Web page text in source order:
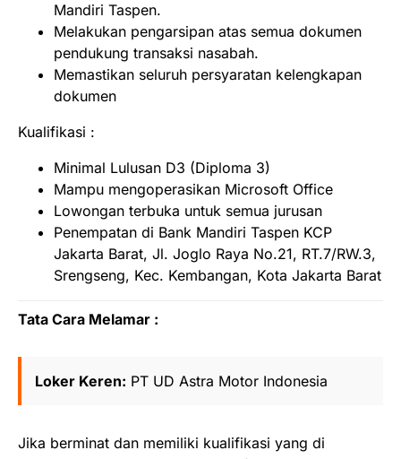
Mandiri Taspen.
Melakukan pengarsipan atas semua dokumen
pendukung transaksi nasabah.
Memastikan seluruh persyaratan kelengkapan
dokumen
Kualifikasi :
Minimal Lulusan D3 (Diploma 3)
Mampu mengoperasikan Microsoft Office
Lowongan terbuka untuk semua jurusan
Penempatan di Bank Mandiri Taspen KCP
Jakarta Barat, Jl. Joglo Raya No.21, RT.7/RW.3,
Srengseng, Kec. Kembangan, Kota Jakarta Barat
Tata Cara Melamar :
Loker Keren: PT UD Astra Motor Indonesia
Jika berminat dan memiliki kualifikasi yang di